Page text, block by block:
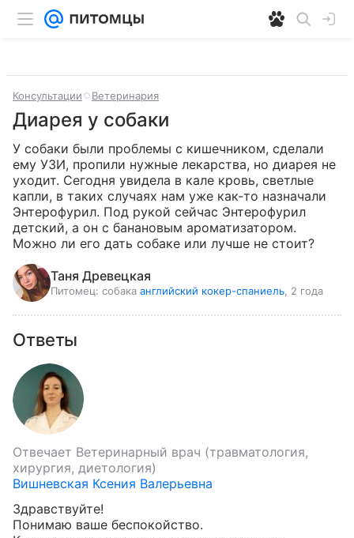
Консультации Ветеринария
Диарея у собаки
У собаки были проблемы с кишечником, сделали
ему УЗИ, пропили нужные лекарства, но диарея не
уходит. Сегодня увидела в кале кровь, светлые
капли, в таких случаях нам уже как-то назначали
Энтерофурил. Под рукой сейчас Энтерофурил
детский, а он с банановым ароматизатором.
Можно ли его дать собаке или лучше не стоит?
Таня Древецкая
Питомец: собака английский кокер-спаниель , 2 года
Ответы
Отвечает Ветеринарный врач (травматология,
хирургия, диетология)
Вишневская Ксения Валерьевна
Здравствуйте!
Понимаю ваше беспокойство.